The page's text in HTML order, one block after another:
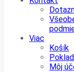
Viac
Košík
Môj